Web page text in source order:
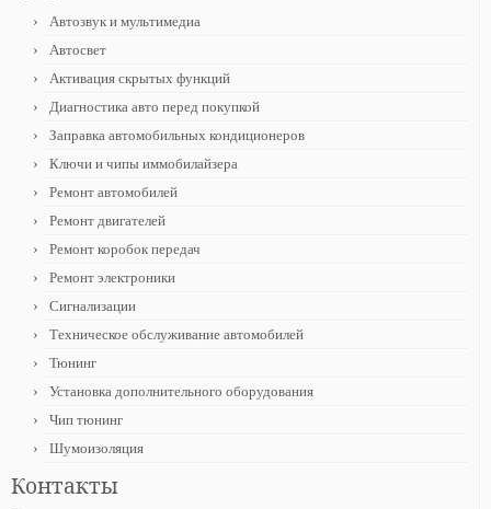
Автозвук и мультимедиа
Автосвет
Активация скрытых функций
Диагностика авто перед покупкой
Заправка автомобильных кондиционеров
Ключи и чипы иммобилайзера
Ремонт автомобилей
Ремонт двигателей
Ремонт коробок передач
Ремонт электроники
Сигнализации
Техническое обслуживание автомобилей
Тюнинг
Установка дополнительного оборудования
Чип тюнинг
Шумоизоляция
Контакты